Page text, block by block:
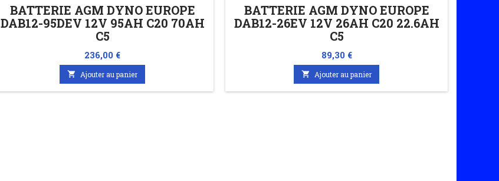
BATTERIE AGM DYNO EUROPE
DAB12-95DEV 12V 95AH C20 70AH
C5
Prix
236,00 €
 Ajouter au panier
BATTERIE AGM DYNO EUROPE
DAB12-26EV 12V 26AH C20 22.6AH
C5
Prix
89,30 €
 Ajouter au panier